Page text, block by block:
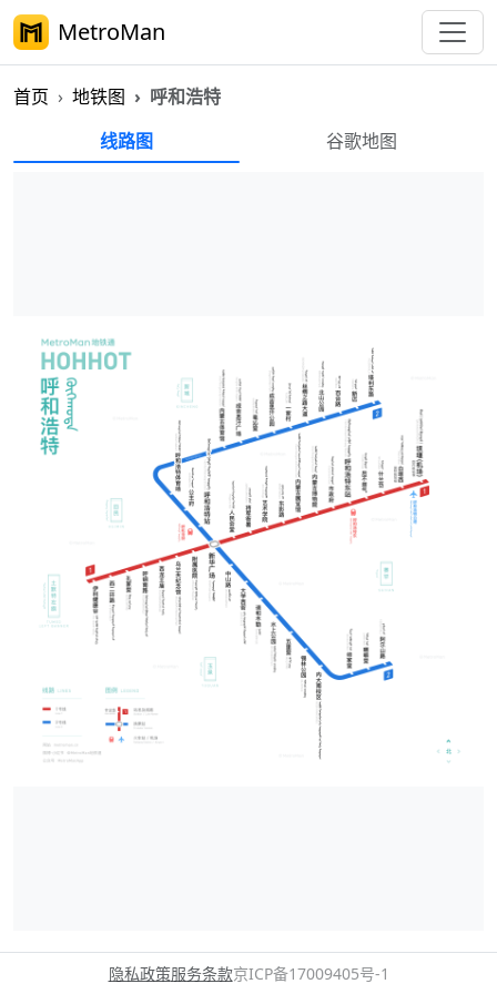
MetroMan
首页 地铁图 呼和浩特
呼和浩特地铁图
线路图 谷歌地图
隐私政策服务条款京ICP备17009405号-1